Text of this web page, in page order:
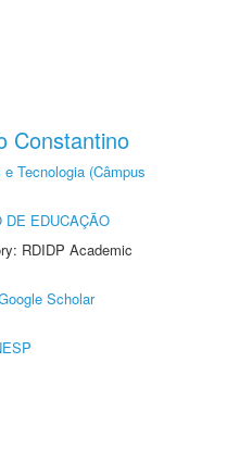
Constantino
Tecnologia (Câmpus
DE EDUCAÇÃO
RDIDP Academic
Scholar